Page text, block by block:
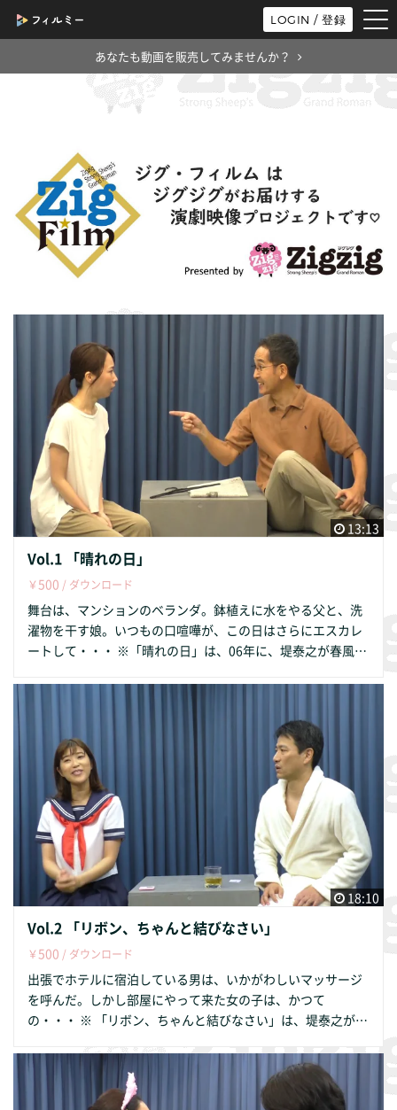
LOGIN / 登録
あなたも動画を販売してみませんか？
13:13
Vol.1 「晴れの日」
￥ 500 / ダウンロード
舞台は、マンションのベランダ。鉢植えに水をやる父と、洗
濯物を干す娘。いつもの口喧嘩が、この日はさらにエスカレ
ートして・・・ ※「晴れの日」は、06年に、堤泰之が春風亭
良 音 楽 ：HURT RECORD https://www.hurtrecord.com
企画・製作：ジグジグ・ストロングシープス・グランドロマ
ン http://zigzigstrong.com
18:10
Vol.2 「リボン、ちゃんと結びなさい」
￥ 500 / ダウンロード
出張でホテルに宿泊している男は、いかがわしいマッサージ
を呼んだ。しかし部屋にやって来た女の子は、かつて
の・・・ ※ 「リボン、ちゃんと結びなさい」は、堤泰之が 9
品です 出 演 ：磯崎美穂 大谷典之 作・演出 ：堤 泰之
編 集 ：蓮戸 良 音 楽 ：HURT RECORD https://www.hu
rtrecord.com 企画・製作：ジグジグ・ストロングシープス・